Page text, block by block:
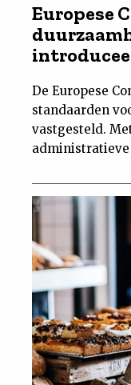
Europese
De Europese
standaarden
vastgesteld.
administratieve